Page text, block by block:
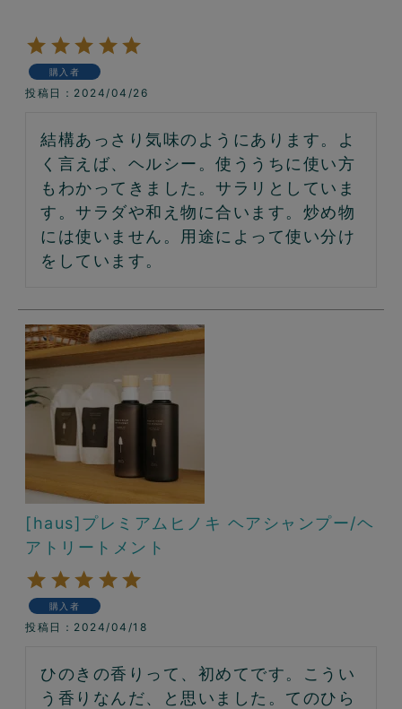
購入者
投稿日 2024/04/26
結構あっさり気味のようにあります。よ
く言えば、ヘルシー。使ううちに使い方
もわかってきました。サラリとしていま
す。サラダや和え物に合います。炒め物
には使いません。用途によって使い分け
をしています。
[haus]プレミアムヒノキ ヘアシャンプー/ヘ
アトリートメント
購入者
投稿日 2024/04/18
ひのきの香りって、初めてです。こうい
う香りなんだ、と思いました。てのひら